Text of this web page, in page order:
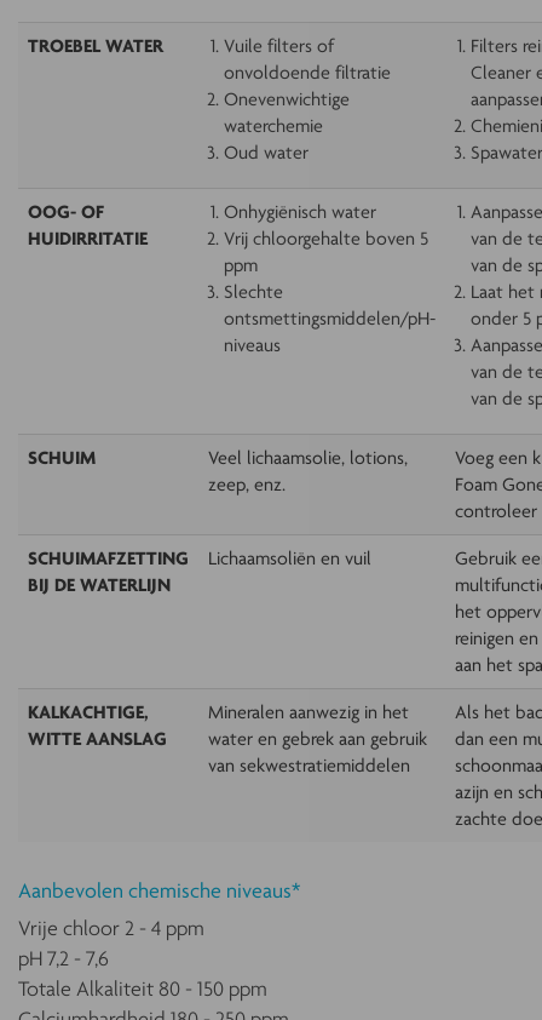
TROEBEL WATER
Vuile filters of
onvoldoende filtratie
Onevenwichtige
waterchemie
Oud water
Filters
Cleaner
OOG- OF
HUIDIRRITATIE
Onhygiënisch water
Vrij chloorgehalte boven 5
ppm
Slechte
ontsmettingsmiddelen/pH-
niveaus
van de
van de
Laat het
onder 5
van de
van de
SCHUIM
Veel lichaamsolie, lotions,
zeep, enz.
Voeg een
Foam
controleer
SCHUIMAFZETTING
BIJ DE WATERLIJN
Lichaamsoliën en vuil
Gebruik
het
reinigen
aan het
KALKACHTIGE,
WITTE AANSLAG
Mineralen aanwezig in het
water en gebrek aan gebruik
van sekwestratiemiddelen
Als het
dan een
azijn en
zachte
Aanbevolen chemische niveaus*
Vrije chloor 2 - 4 ppm
pH 7,2 - 7,6
Totale Alkaliteit 80 - 150 ppm